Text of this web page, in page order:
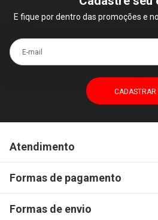
E fique por dentro das promoções e
E-mail
Atendimento
Formas de pagamento
Formas de envio